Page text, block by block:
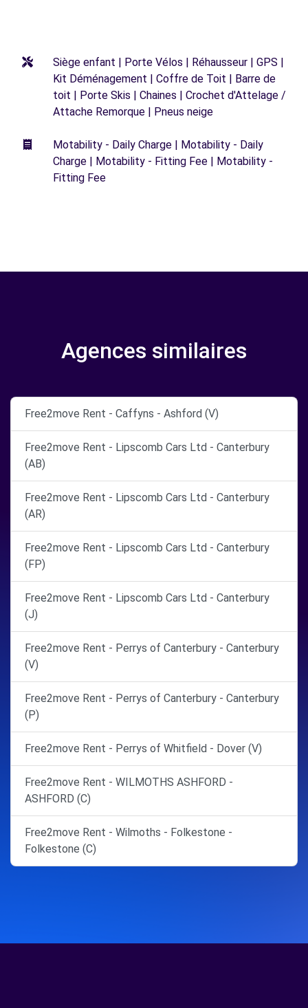
Siège enfant | Porte Vélos | Réhausseur | GPS |
Kit Déménagement | Coffre de Toit | Barre de
toit | Porte Skis | Chaines | Crochet d'Attelage /
Attache Remorque | Pneus neige
Motability - Daily Charge | Motability - Daily
Charge | Motability - Fitting Fee | Motability -
Fitting Fee
Agences similaires
Free2move Rent - Caffyns - Ashford (V)
Free2move Rent - Lipscomb Cars Ltd - Canterbury
(AB)
Free2move Rent - Lipscomb Cars Ltd - Canterbury
(AR)
Free2move Rent - Lipscomb Cars Ltd - Canterbury
(FP)
Free2move Rent - Lipscomb Cars Ltd - Canterbury
(J)
Free2move Rent - Perrys of Canterbury - Canterbury
(V)
Free2move Rent - Perrys of Canterbury - Canterbury
(P)
Free2move Rent - Perrys of Whitfield - Dover (V)
Free2move Rent - WILMOTHS ASHFORD -
ASHFORD (C)
Free2move Rent - Wilmoths - Folkestone -
Folkestone (C)